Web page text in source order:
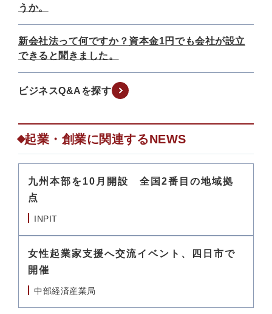
うか。
新会社法って何ですか？資本金1円でも会社が設立
できると聞きました。
ビジネスQ&Aを探す
起業・創業に関連するNEWS
九州本部を10月開設 全国2番目の地域拠
点
INPIT
女性起業家支援へ交流イベント、四日市で
開催
中部経済産業局